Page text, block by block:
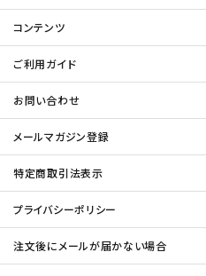
コンテンツ
ご利用ガイド
お問い合わせ
メールマガジン登録
特定商取引法表示
プライバシーポリシー
注文後にメールが届かない場合